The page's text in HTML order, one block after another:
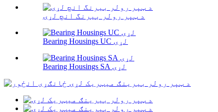
د ټپر رولر بیرنگ انچ لړۍ
Bearing Housings UC لړۍ
Bearing Housings SA لړۍ